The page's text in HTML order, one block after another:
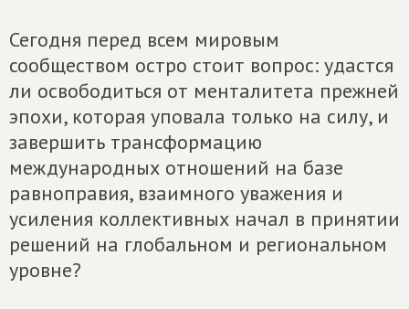
Сегодня перед всем мировым
сообществом остро стоит вопрос: удастся
ли освободиться от менталитета прежней
эпохи, которая уповала только на силу, и
завершить трансформацию
международных отношений на базе
равноправия, взаимного уважения и
усиления коллективных начал в принятии
решений на глобальном и региональном
уровне?